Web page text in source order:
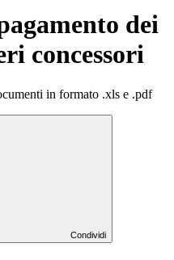
dei
concessori
in formato .xls e .pdf
Condividi